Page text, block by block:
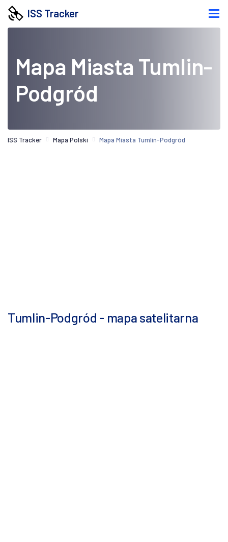
ISS Tracker
Mapa Miasta Tumlin-
Podgród
ISS Tracker Mapa Polski Mapa Miasta Tumlin-Podgród
Tumlin-Podgród - mapa satelitarna